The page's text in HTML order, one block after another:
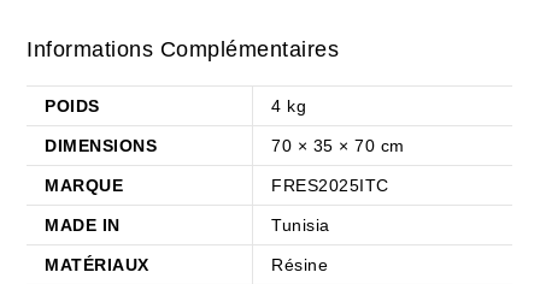
Informations Complémentaires
POIDS 4 kg
DIMENSIONS 70 × 35 × 70 cm
MARQUE FRES2025ITC
MADE IN Tunisia
MATÉRIAUX Résine